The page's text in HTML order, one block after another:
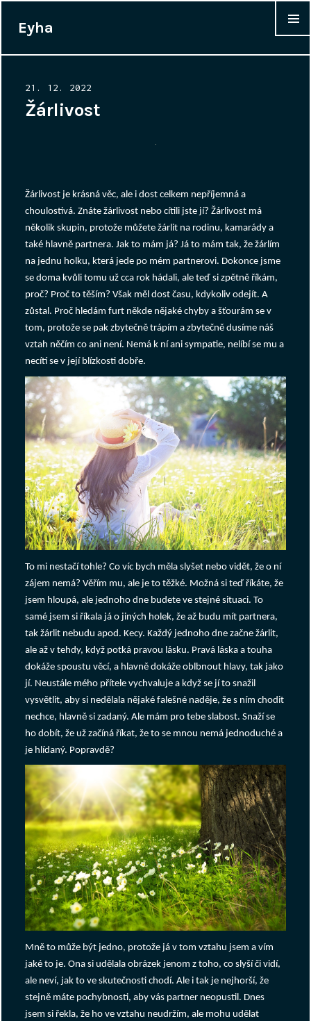
Eyha
Posted
on
21. 12. 2022
Žárlivost
Žárlivost je krásná věc, ale i dost celkem nepříjemná a
choulostivá. Znáte žárlivost nebo cítili jste jí? Žárlivost má
několik skupin, protože můžete žárlit na rodinu, kamarády a
také hlavně partnera. Jak to mám já? Já to mám tak, že žárlím
na jednu holku, která jede po mém partnerovi. Dokonce jsme
se doma kvůli tomu už cca rok hádali, ale teď si zpětně říkám,
proč? Proč to těším? Však měl dost času, kdykoliv odejít. A
zůstal. Proč hledám furt někde nějaké chyby a šťourám se v
tom, protože se pak zbytečně trápím a zbytečně dusíme náš
vztah něčím co ani není. Nemá k ní ani sympatie, nelíbí se mu a
necítí se v její blízkosti dobře.
To mi nestačí tohle? Co víc bych měla slyšet nebo vidět, že o ní
zájem nemá? Věřím mu, ale je to těžké. Možná si teď říkáte, že
jsem hloupá, ale jednoho dne budete ve stejné situaci. To
samé jsem si říkala já o jiných holek, že až budu mít partnera,
tak žárlit nebudu apod. Kecy. Každý jednoho dne začne žárlit,
ale až v tehdy, když potká pravou lásku. Pravá láska a touha
dokáže spoustu věcí, a hlavně dokáže oblbnout hlavy, tak jako
jí. Neustále mého přítele vychvaluje a když se jí to snažil
vysvětlit, aby si nedělala nějaké falešné naděje, že s ním chodit
nechce, hlavně si zadaný. Ale mám pro tebe slabost. Snaží se
ho dobít, že už začíná říkat, že to se mnou nemá jednoduché a
je hlídaný. Popravdě?
Mně to může být jedno, protože já v tom vztahu jsem a vím
jaké to je. Ona si udělala obrázek jenom z toho, co slyší či vidí,
ale neví, jak to ve skutečnosti chodí. Ale i tak je nejhorší, že
stejně máte pochybnosti, aby vás partner neopustil. Dnes
jsem si řekla, že ho ve vztahu neudržím, ale mohu udělat